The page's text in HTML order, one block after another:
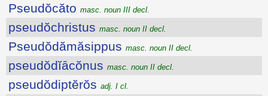
Pseudŏcăto masc. noun III decl.
pseudŏchristus masc. noun II decl.
Pseudŏdămăsippus masc. noun II decl.
pseudŏdĭācŏnus masc. noun II decl.
pseudŏdiptĕrŏs adj. I cl.